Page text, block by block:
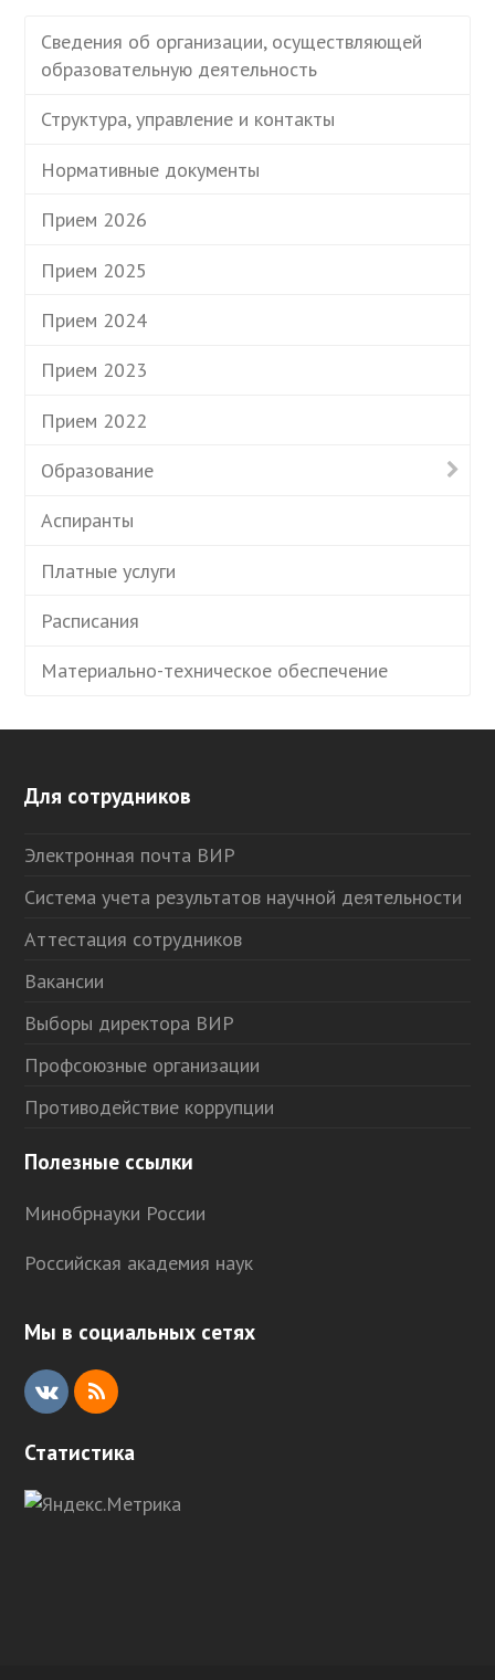
Сведения об организации, осуществляющей
образовательную деятельность
Структура, управление и контакты
Нормативные документы
Прием 2026
Прием 2025
Прием 2024
Прием 2023
Прием 2022
Образование
Аспиранты
Платные услуги
Расписания
Материально-техническое обеспечение
Для сотрудников
Электронная почта ВИР
Система учета результатов научной деятельности
Аттестация сотрудников
Вакансии
Выборы директора ВИР
Профсоюзные организации
Противодействие коррупции
Полезные ссылки
Минобрнауки России
Российская академия наук
Мы в социальных сетях
V
R
Статистика